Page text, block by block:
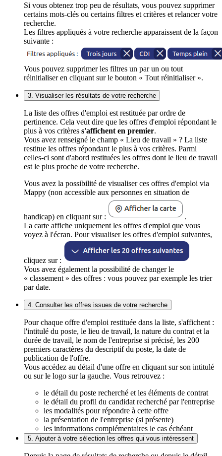
Si vous obtenez trop peu de résultats, vous pouvez supprimer
certains mots-clés ou certains filtres et critères et relancer votre
recherche.
Les filtres appliqués à votre recherche apparaissent de la façon
suivante :
Vous pouvez supprimer les filtres un par un ou tout
réinitialiser en cliquant sur le bouton « Tout réinitialiser ».
3. Visualiser les résultats de votre recherche
La liste des offres d'emploi est restituée par ordre de
pertinence. Cela veut dire que les offres d'emploi répondant le
plus à vos critères s'affichent en premier.
Vous avez renseigné le champ « Lieu de travail » ? La liste
restitue les offres répondant le plus à vos critères. Parmi
celles-ci sont d'abord restituées les offres dont le lieu de travail
est le plus proche de votre recherche.
Vous avez la possibilité de visualiser ces offres d'emploi via
Mappy (non accessible aux personnes en situation de
handicap) en cliquant sur :
.
La carte affiche uniquement les offres d'emploi que vous
voyez à l'écran. Pour visualiser les offres d'emploi suivantes,
cliquez sur :
Vous avez également la possibilité de changer le
« classement » des offres : vous pouvez par exemple les trier
par date.
4. Consulter les offres issues de votre recherche
Pour chaque offre d'emploi restituée dans la liste, s'affichent :
l'intitulé du poste, le lieu de travail, la nature du contrat et la
durée de travail, le nom de l'entreprise si précisé, les 200
premiers caractères du descriptif du poste, la date de
publication de l'offre.
Vous accédez au détail d'une offre en cliquant sur son intitulé
ou sur le logo sur la gauche. Vous retrouvez :
le détail du poste recherché et les éléments de contrat
le détail du profil du candidat recherché par l'entreprise
les modalités pour répondre à cette offre
la présentation de l'entreprise (si présente)
les informations complémentaires le cas échéant
5. Ajouter à votre sélection les offres qui vous intéressent